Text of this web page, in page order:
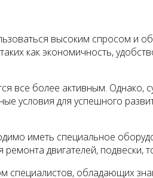
высоким спросом и
как экономичность,
все более активным. Однако,
условия для успешного
иметь специальное
двигателей, подвески,
специалистов, обладающих